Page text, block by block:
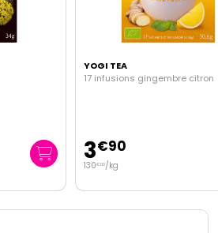
YOGI TEA
17 infusions gingembre citron
3€90
130€00/kg